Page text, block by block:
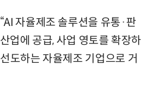
자율제조 솔루션을 유통·판
업에 공급, 사업 영토를 확장하
도하는 자율제조 기업으로 거